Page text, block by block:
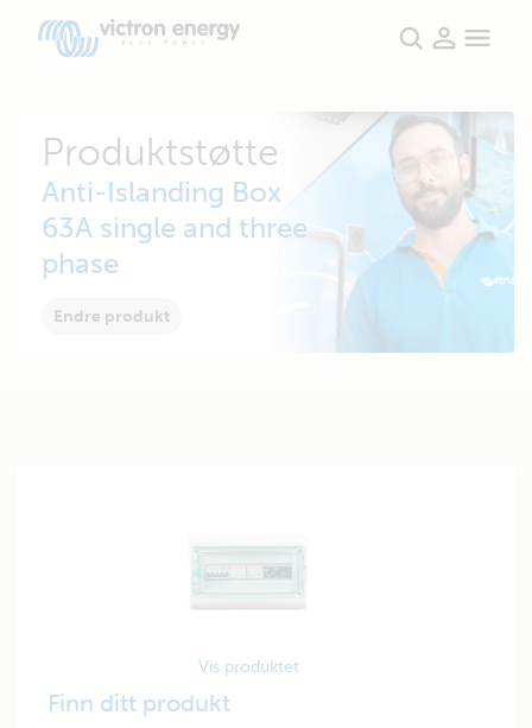
Produktstøtte
Anti-Islanding Box
63A single and three
phase
Endre produkt
Vis produktet
Finn ditt produkt